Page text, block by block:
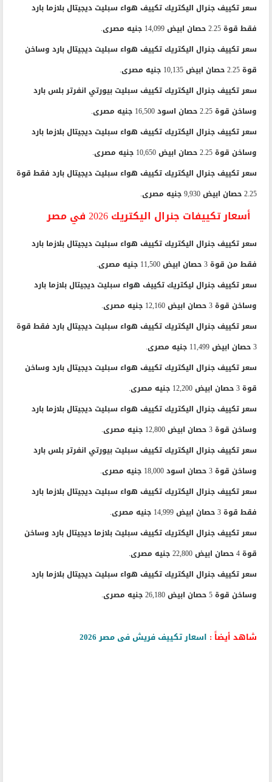
سعر تكييف جنرال اليكتريك تكييف هواء سبليت ديجيتال بلازما بارد
فقط قوة 2.25 حصان ابيض 14,099 جنيه مصرى.
سعر تكييف جنرال اليكتريك تكييف هواء سبليت ديجيتال بارد وساخن
قوة 2.25 حصان ابيض 10,135 جنيه مصرى.
سعر تكييف جنرال اليكتريك تكييف سبليت بيورتي انفرتر بلس بارد
وساخن قوة 2.25 حصان اسود 16,500 جنيه مصرى.
سعر تكييف جنرال اليكتريك تكييف هواء سبليت ديجيتال بلازما بارد
وساخن قوة 2.25 حصان ابيض 10,650 جنيه مصرى.
سعر تكييف جنرال اليكتريك تكييف هواء سبليت ديجيتال بارد فقط قوة
أسعار تكييفات جنرال اليكتريك 2026 في مصر
سعر تكييف جنرال اليكتريك تكييف هواء سبليت ديجيتال بلازما بارد
فقط من قوة 3 حصان ابيض 11,500 جنيه مصرى.
سعر تكييف جنرال ليكتريك تكييف هواء سبليت ديجيتال بلازما بارد
وساخن قوة 3 حصان ابيض 12,160 جنيه مصرى.
سعر تكييف جنرال اليكتريك تكييف هواء سبليت ديجيتال بارد فقط قوة
سعر تكييف جنرال اليكتريك تكييف هواء سبليت ديجيتال بارد وساخن
قوة 3 حصان ابيض 12,200 جنيه مصرى.
سعر تكييف جنرال اليكتريك تكييف هواء سبليت ديجيتال بلازما بارد
وساخن قوة 3 حصان ابيض 12,800 جنيه مصرى.
سعر تكييف جنرال اليكتريك تكييف سبليت بيورتي انفرتر بلس بارد
وساخن قوة 3 حصان اسود 18,000 جنيه مصرى.
سعر تكييف جنرال اليكتريك تكييف هواء سبليت ديجيتال بلازما بارد
فقط قوة 3 حصان ابيض 14,999 جنيه مصرى.
سعر تكييف جنرال اليكتريك تكييف سبليت بلازما ديجيتال بارد وساخن
قوة 4 حصان ابيض 22,800 جنيه مصرى.
سعر تكييف جنرال اليكتريك تكييف هواء سبليت ديجيتال بلازما بارد
وساخن قوة 5 حصان ابيض 26,180 جنيه مصرى.
شاهد أيضاً : اسعار تكييف فريش فى مصر 2026